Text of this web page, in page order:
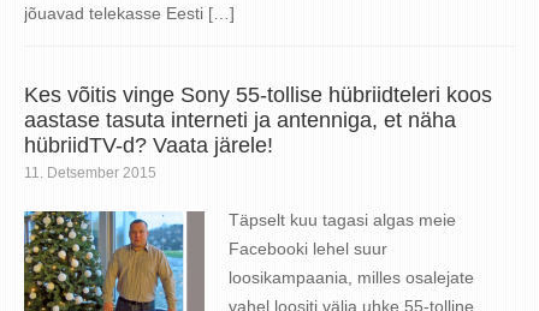
jõuavad telekasse Eesti […]
Kes võitis vinge Sony 55-tollise hübriidteleri koos
aastase tasuta interneti ja antenniga, et näha
hübriidTV-d? Vaata järele!
11. Detsember 2015
Täpselt kuu tagasi algas meie
Facebooki lehel suur
loosikampaania, milles osalejate
vahel loositi välja uhke 55-tolline